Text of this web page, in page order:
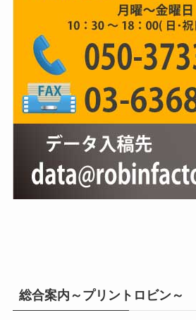
総合案内～プリントロビン～